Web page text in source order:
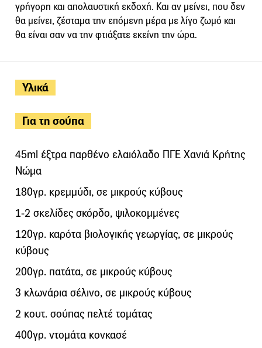
Υλικά
Για τη σούπα
45ml έξτρα παρθένο ελαιόλαδο ΠΓΕ Χανιά Κρήτης
Νώμα
180γρ. κρεμμύδι, σε μικρούς κύβους
1-2 σκελίδες σκόρδο, ψιλοκομμένες
120γρ. καρότα βιολογικής γεωργίας, σε μικρούς
κύβους
200γρ. πατάτα, σε μικρούς κύβους
3 κλωνάρια σέλινο, σε μικρούς κύβους
2 κουτ. σούπας πελτέ τομάτας
400γρ. ντομάτα κονκασέ
γρήγορη και απολαυστική εκδοχή. Και αν μείνει, που δεν
θα μείνει, ζέσταμα την επόμενη μέρα με λίγο ζωμό και
θα είναι σαν να την φτιάξατε εκείνη την ώρα.